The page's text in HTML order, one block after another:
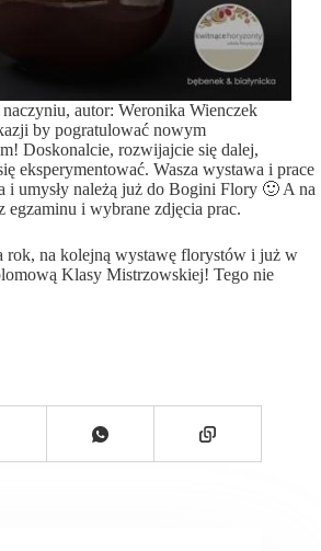
autor: Weronika Wienczek
by pogratulować nowym
Doskonalcie, rozwijajcie się dalej,
eksperymentować. Wasza wystawa i prace
i umysły należą już do Bogini Flory 🙂 A na
egzaminu i wybrane zdjęcia prac.
rok, na kolejną wystawę florystów i już w
Klasy Mistrzowskiej! Tego nie